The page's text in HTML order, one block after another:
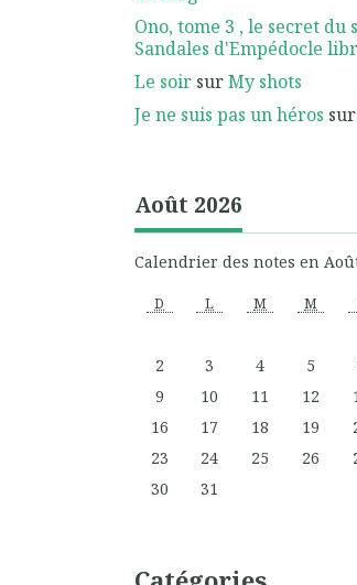
Ono, tome 3 , le secret du
Sandales d'Empédocle
Le soir surMy shots
Je ne suis pas un héros sur
Août 2026
Calendrier des notes en
D L M M
2
3 4 5
9
10 11 12
16
17 18 19
23
24 25 26
30
31